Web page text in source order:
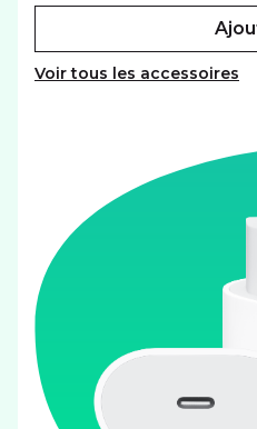
Voir tous les accessoires